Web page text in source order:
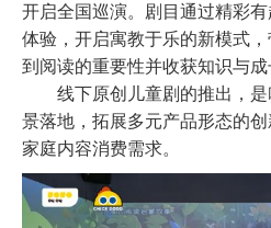
下载中心
投资者关系
开启全国巡演。剧目通过精彩
体验，开启寓教于乐的新模式
到阅读的重要性并收获知识与成
线下原创儿童剧的推出，
景落地，拓展多元产品形态的
家庭内容消费需求。